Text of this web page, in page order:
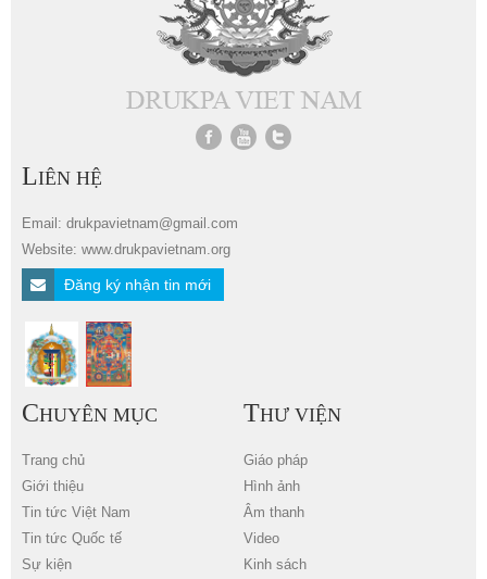
LIÊN HỆ
Email: drukpavietnam@gmail.com
Website: www.drukpavietnam.org
Đăng ký nhận tin mới
CHUYÊN MỤC
Trang chủ
Giới thiệu
Tin tức Việt Nam
Tin tức Quốc tế
Sự kiện
THƯ VIỆN
Giáo pháp
Hình ảnh
Âm thanh
Video
Kinh sách